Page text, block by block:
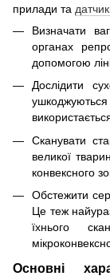
прилади та
Визначати
органах
допомогою
Дослідити
Сканувати
великої
конвексного
Обстежити
Це теж
їхнього
Основні